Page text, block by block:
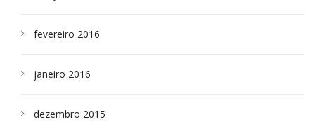
fevereiro 2016
janeiro 2016
dezembro 2015